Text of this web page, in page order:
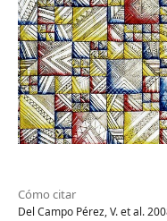
Cómo citar
Del Campo Pérez, V. et al.